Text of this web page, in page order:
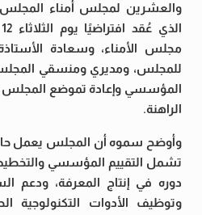
والعشرين لمجلس أمناء المجلس
مجلس الأمناء، وسعادة
للمجلس، ومديري ومنسقي
المؤسسي وإعادة تموضع المجلس
الراهنة.
وأوضح سموه أن المجلس يعمل
تشمل التقييم المؤسسي والتخطيط
دوره في إنتاج المعرفة، ودعم
وتوظيف الأدوات التكنولوجية